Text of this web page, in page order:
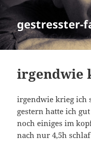
gestresster-
irgendwie
irgendwie krieg ich
gestern hatte ich
noch einiges im
nach nur 4,5h